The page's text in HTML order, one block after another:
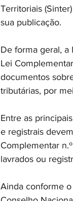
Territoriais
sua publicação.
De forma geral, a
Lei
documentos
tributárias, por
Entre as
e registrais
Complementar
lavrados ou
Ainda conforme